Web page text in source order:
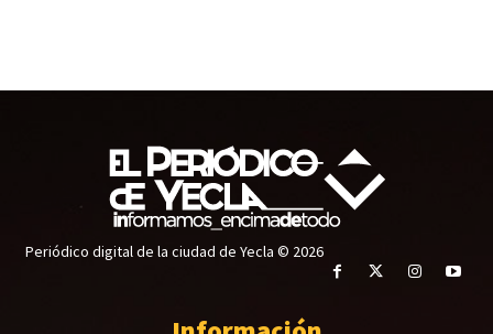
Periódico digital de la ciudad de Yecla © 2026